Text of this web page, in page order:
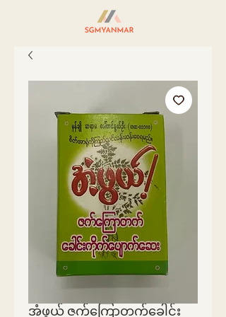
အံ့ဖွယ် ဇက်ကြောတက်ခေါင်း